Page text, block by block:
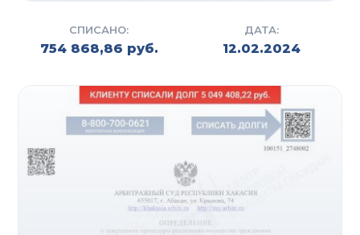
СПИСАНО:
754 868,86 руб.
ДАТА:
12.02.2024